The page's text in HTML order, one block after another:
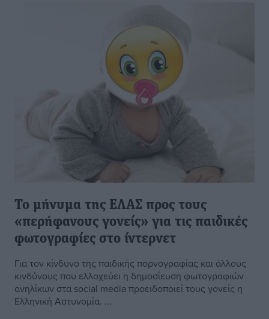
Το μήνυμα της ΕΛΑΣ προς τους
«περήφανους γονείς» για τις παιδικές
φωτογραφίες στο ίντερνετ
Για τον κίνδυνο της παιδικής πορνογραφίας και άλλους
κινδύνους που ελλοχεύει η δημοσίευση φωτογραφιών
ανηλίκων στα social media προειδοποιεί τους γονείς η
Ελληνική Αστυνομία. ...